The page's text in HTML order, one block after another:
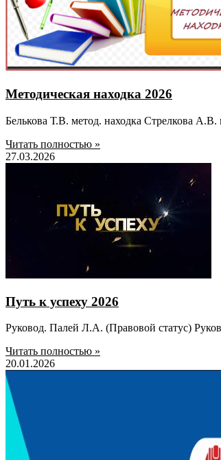
Методическая находка 2026
Белькова Т.В. метод. находка Стрелкова
Читать полностью »
27.03.2026
Путь к успеху 2026
Руковод. Палей Л.А. (Правовой статус)
Читать полностью »
20.01.2026